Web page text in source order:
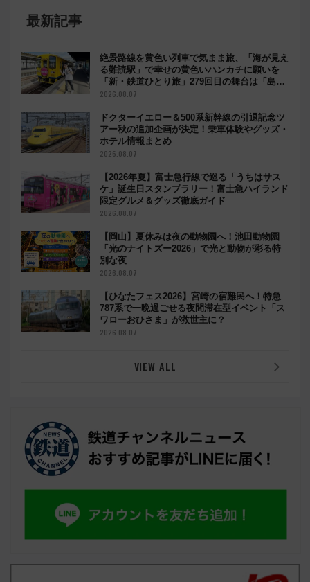
最新記事
絶景路線を黄色い列車で気まま旅、「海が見え
る難読駅」で幸せの黄色いハンカチに願いを
「新・鉄道ひとり旅」279回目の舞台は「島原
鉄道」
2026.08.07
ドクターイエロー＆500系新幹線の引退記念ツ
アー秋の追加企画が決定！乗車体験やグッズ・
ホテル情報まとめ
2026.08.07
【2026年夏】富士急行線で巡る「うちはサス
ケ」誕生日スタンプラリー！富士急ハイランド
限定グルメ＆グッズ徹底ガイド
2026.08.07
【岡山】夏休みは夜の動物園へ！池田動物園
「光のナイトズー2026」で光と動物が彩る特
別な夜
2026.08.07
【ひなたフェス2026】宮崎の宿難民へ！特急
787系で一晩過ごせる夜間滞在型イベント「ス
ワローおひさま」が救世主に？
2026.08.07
VIEW ALL